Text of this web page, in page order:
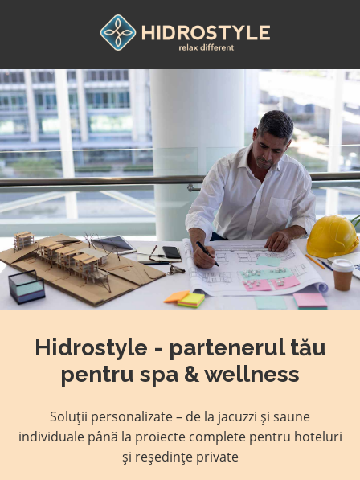
Hidrostyle - partenerul tău
pentru spa & wellness
Soluții personalizate – de la jacuzzi și saune
individuale până la proiecte complete pentru hoteluri
și reședințe private